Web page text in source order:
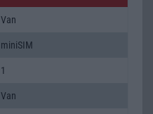
Van
miniSIM
1
Van